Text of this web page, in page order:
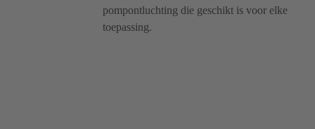
pompontluchting die geschikt is voor elke
toepassing.